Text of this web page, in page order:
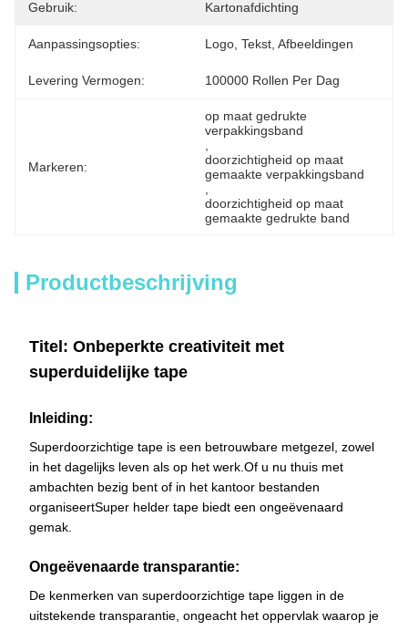
Gebruik: Kartonafdichting
Aanpassingsopties: Logo, Tekst, Afbeeldingen
Levering Vermogen: 100000 Rollen Per Dag
Markeren:
op maat gedrukte
verpakkingsband
doorzichtigheid op maat
gemaakte verpakkingsband
doorzichtigheid op maat
gemaakte gedrukte band
Productbeschrijving
Titel: Onbeperkte creativiteit met
superduidelijke tape
Inleiding:
Superdoorzichtige tape is een betrouwbare metgezel, zowel
in het dagelijks leven als op het werk.Of u nu thuis met
ambachten bezig bent of in het kantoor bestanden
organiseertSuper helder tape biedt een ongeëvenaard
gemak.
Ongeëvenaarde transparantie:
De kenmerken van superdoorzichtige tape liggen in de
uitstekende transparantie, ongeacht het oppervlak waarop je